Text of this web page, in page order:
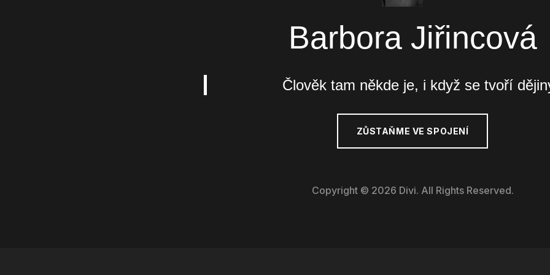
Barbora Jiřincová
Člověk tam někde je, i když se tvoří
ZŮSTAŇME VE SPOJENÍ
Copyright © 2026 Divi. All Rights Reserved.